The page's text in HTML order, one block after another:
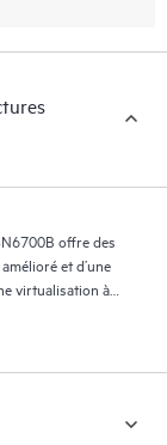
offre des
et d’une
virtualisation à